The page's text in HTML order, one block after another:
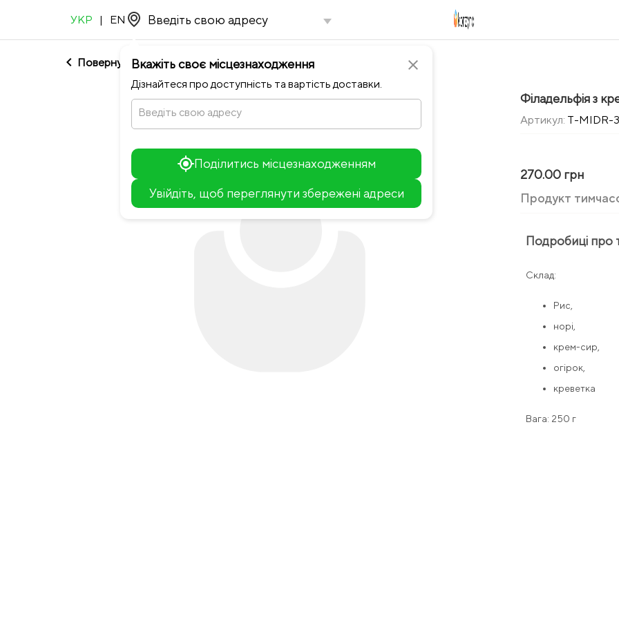
УКР | EN
close
Вкажіть своє місцезнаходження
Дізнайтеся про доступність та вартість доставки.
Введіть свою адресу
Поділитись місцезнаходженням
Увійдіть, щоб переглянути збережені адреси
chevron_left Повернутися до МІДЬ
Філадельфія з
Артикул: T-MIDR-
270.00 грн
Продукт
Подробиці про
Склад:
Рис,
норі,
крем-сир,
огірок,
креветка
Вага: 250 г